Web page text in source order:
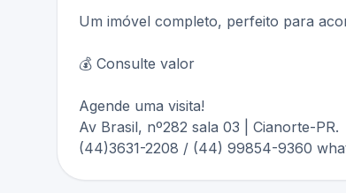
Um imóvel completo, perfeito para
💰 Consulte valor
Agende uma visita!
Av Brasil, nº282 sala 03 | Cianorte-PR.
(44)3631-2208 / (44) 99854-9360